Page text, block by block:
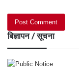
बिज्ञापन / सूचना